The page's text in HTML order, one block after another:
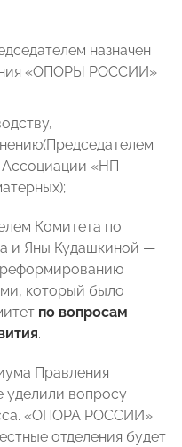
назначен
«ОПОРЫ РОССИИ»
Ассоциации «НП
Комитета по
и Яны Кудашкиной —
реформированию
который было
по вопросам
.
Правления
уделили вопросу
«ОПОРА РОССИИ»
отделения будет